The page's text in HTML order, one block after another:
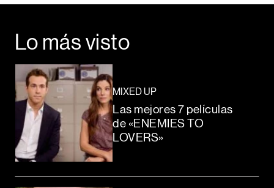
Lo más visto
MIXED UP
Las mejores 7 películas
de «ENEMIES TO
LOVERS»